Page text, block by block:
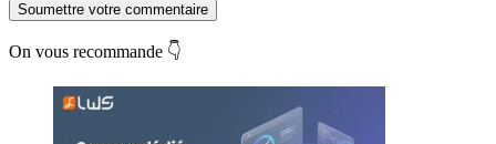
Soumettre votre commentaire
On vous recommande 👇